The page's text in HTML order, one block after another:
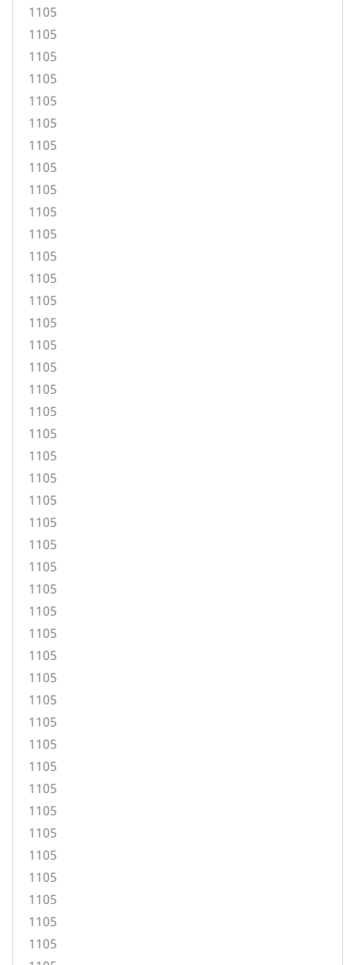
1105
1105
1105
1105
1105
1105
1105
1105
1105
1105
1105
1105
1105
1105
1105
1105
1105
1105
1105
1105
1105
1105
1105
1105
1105
1105
1105
1105
1105
1105
1105
1105
1105
1105
1105
1105
1105
1105
1105
1105
1105
1105
1105